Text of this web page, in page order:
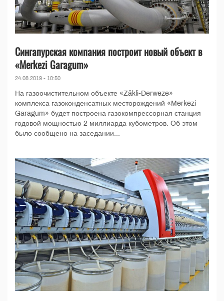
Сингапурская компания построит новый объект в
«Merkezi Garagum»
24.08.2019 - 10:50
На газоочистительном объекте «Zäkli-Derweze»
комплекса газоконденсатных месторождений «Merkezi
Garagum» будет построена газокомпрессорная станция
годовой мощностью 2 миллиарда кубометров. Об этом
было сообщено на заседании...